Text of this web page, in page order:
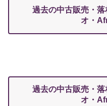
過去の中古販売・
オ・
過去の中古販売・
オ・